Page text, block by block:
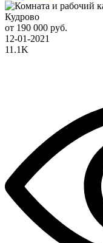
Кудрово
от 190 000 руб.
12-01-2021
11.1K